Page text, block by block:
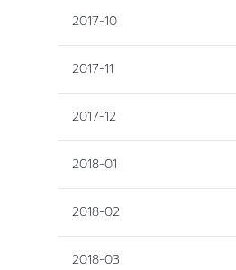
2017-10
2017-11
2017-12
2018-01
2018-02
2018-03